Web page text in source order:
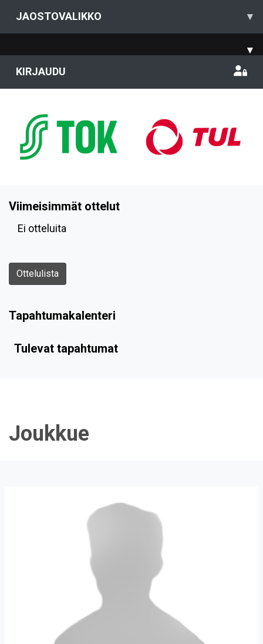
JAOSTOVALIKKO ▾
▾
KIRJAUDU
Viimeisimmät ottelut
Ei otteluita
Ottelulista
Tapahtumakalenteri
Tulevat tapahtumat
Joukkue